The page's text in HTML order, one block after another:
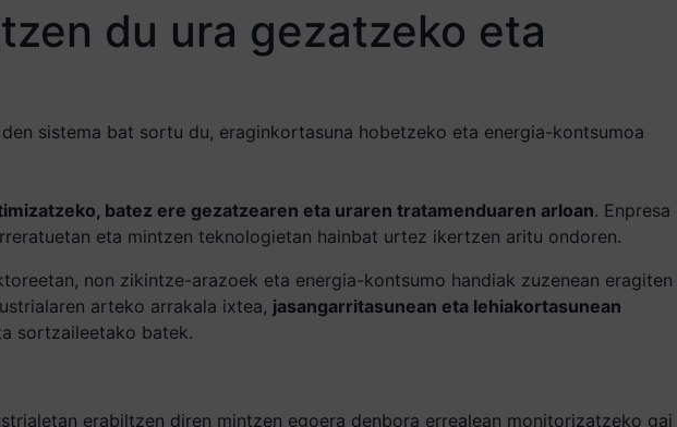
du ura gezatzeko eta
sistema bat sortu du, eraginkortasuna hobetzeko eta energia-kontsumoa
batez ere gezatzearen eta uraren tratamenduaren arloan. Enpresa
eta mintzen teknologietan hainbat urtez ikertzen aritu ondoren.
non zikintze-arazoek eta energia-kontsumo handiak zuzenean eragiten
arteko arrakala ixtea, jasangarritasunean eta lehiakortasunean
sortzaileetako batek.
erabiltzen diren mintzen egoera denbora errealean monitorizatzeko gai